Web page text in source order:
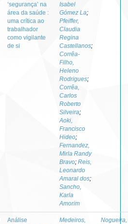
‘segurança’ na
área da saúde :
uma crítica ao
trabalhador
como vigilante
de si
Isabel
Gómez La;
Pfeiffer,
Claudia
Regina
Castellanos;
Corrêa-
Filho,
Heleno
Rodrigues;
Corrêa,
Carlos
Roberto
Silveira;
Aoki,
Francisco
Hideo;
Fernandez,
Mirla Randy
Bravo; Reis,
Leonardo
Amaral dos;
Sancho,
Karla
Amorim
Análise
Medeiros,
Nogueira,